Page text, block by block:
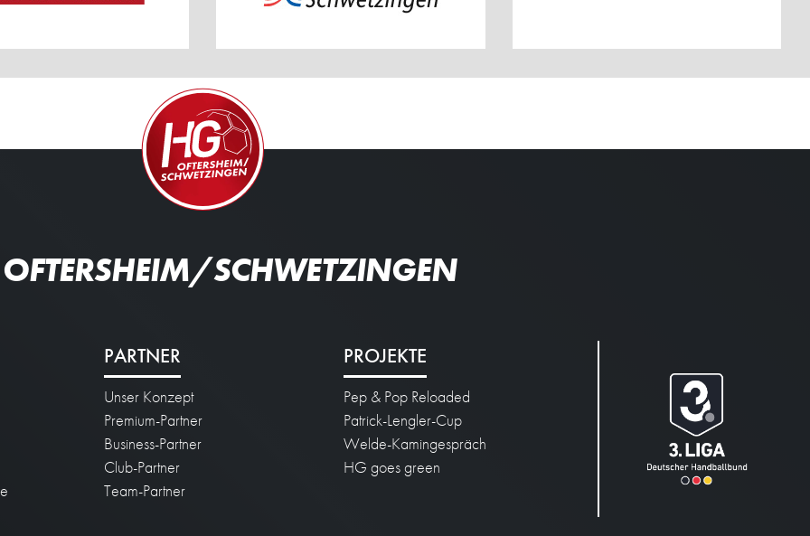
SCHWETZINGEN
PARTNER
Unser Konzept
Premium-Partner
Business-Partner
Club-Partner
Team-Partner
PROJEKTE
Pep & Pop Reloaded
Patrick-Lengler-Cup
Welde-Kamingespräch
HG goes green